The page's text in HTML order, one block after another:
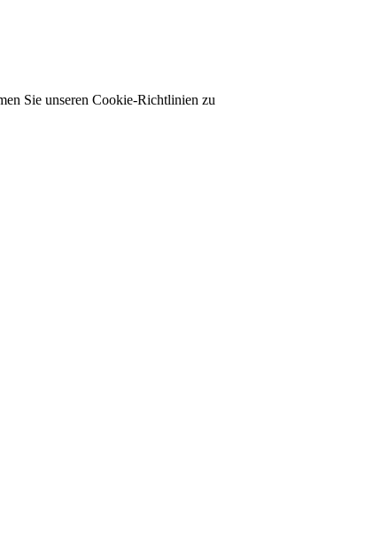
Sie unseren Cookie-Richtlinien zu